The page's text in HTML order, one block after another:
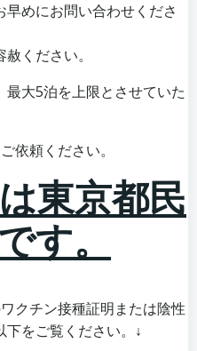
めにお問い合わせくださ
ください。
大5泊を上限とさせていた
依頼ください。
東京都民
す。
クチン接種証明または陰性
をご覧ください。↓